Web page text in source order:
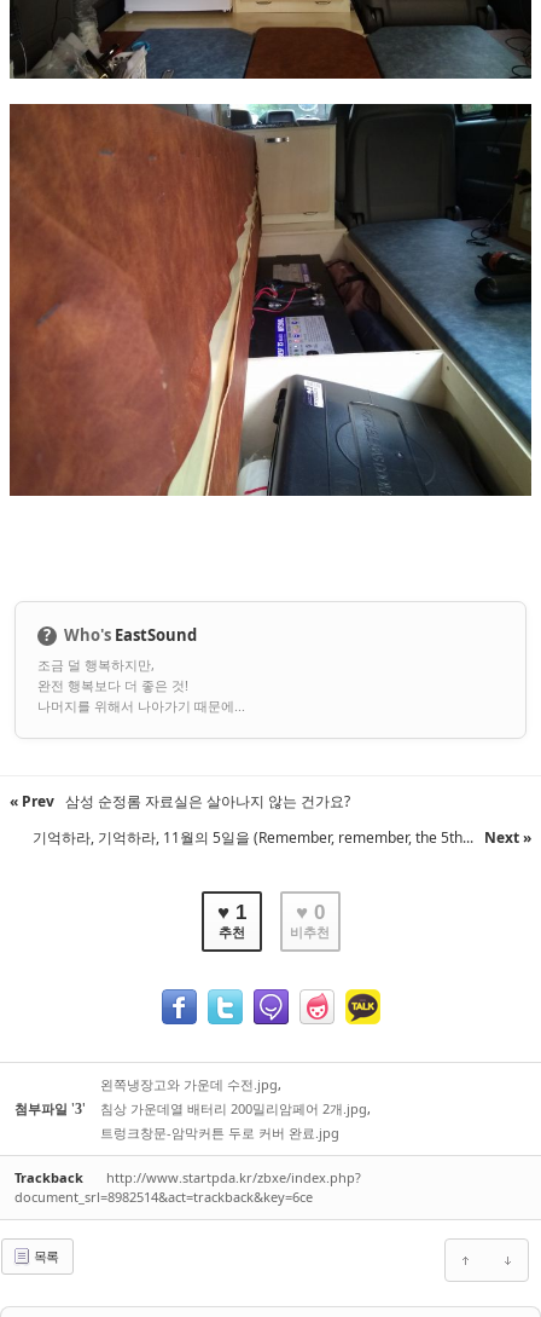
? Who's EastSound
조금 덜 행복하지만,
완전 행복보다 더 좋은 것!
나머지를 위해서 나아가기 때문에...
« Prev 삼성 순정롬 자료실은 살아나지 않는 건가요?
기억하라, 기억하라, 11월의 5일을 (Remember, remember, the 5th... Next »
♥ 1
추천
♥ 0
비추천
첨부파일 '3'
왼쪽냉장고와 가운데 수전.jpg,
침상 가운데열 배터리 200밀리암페어 2개.jpg,
트렁크창문-암막커튼 두로 커버 완료.jpg
Trackback
http://www.startpda.kr/zbxe/index.php?
document_srl=8982514&act=trackback&key=6ce
목록